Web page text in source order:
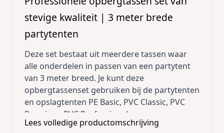
stevige kwaliteit | 3 meter brede
partytenten
Deze set bestaat uit meerdere tassen waar
alle onderdelen in passen van een partytent
van 3 meter breed. Je kunt deze
opbergtassenset gebruiken bij de partytenten
en opslagtenten PE Basic, PVC Classic, PVC
Premium, PVC Professional.
Lees volledige productomschrijving